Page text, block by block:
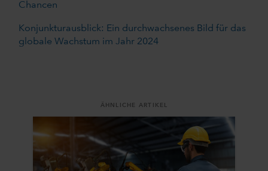
Chancen
Konjunkturausblick: Ein durchwachsenes Bild für das
globale Wachstum im Jahr 2024
ÄHNLICHE ARTIKEL